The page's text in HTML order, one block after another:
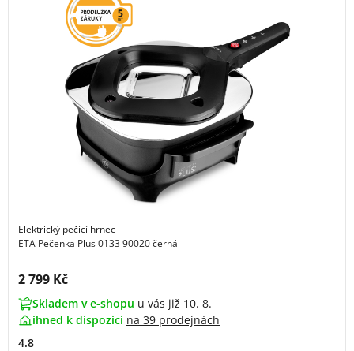
Elektrický pečicí hrnec
ETA Pečenka Plus 0133 90020 černá
Cena s DPH:
2 799 Kč
Skladem v e-shopu u vás již 10. 8.
ihned k dispozici na 39 prodejnách
4.8